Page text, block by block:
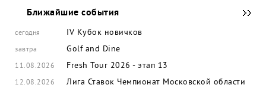
Ближайшие события
сегодня IV Кубок новичков
завтра Golf and Dine
11.08.2026 Fresh Tour 2026 - этап 13
12.08.2026 Лига Ставок Чемпионат Московской области